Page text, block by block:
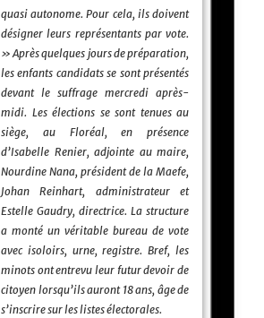
quasi autonome. Pour cela, ils doivent
désigner leurs représentants par vote.
» Après quelques jours de préparation,
les enfants candidats se sont présentés
devant le suffrage mercredi après-
midi. Les élections se sont tenues au
siège, au Floréal, en présence
d’Isabelle Renier, adjointe au maire,
Nourdine Nana, président de la Maefe,
Johan Reinhart, administrateur et
Estelle Gaudry, directrice. La structure
a monté un véritable bureau de vote
avec isoloirs, urne, registre. Bref, les
minots ont entrevu leur futur devoir de
citoyen lorsqu’ils auront 18 ans, âge de
s’inscrire sur les listes électorales.